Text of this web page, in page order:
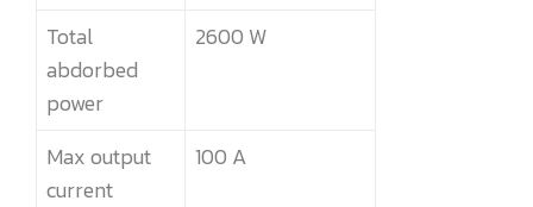
Total
abdorbed
power
2600 W
Max output
current
100 A